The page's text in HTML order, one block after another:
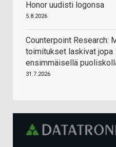
Honor uudisti logonsa
5.8.2026
Counterpoint Research:
toimitukset laskivat jopa
ensimmäisellä
31.7.2026